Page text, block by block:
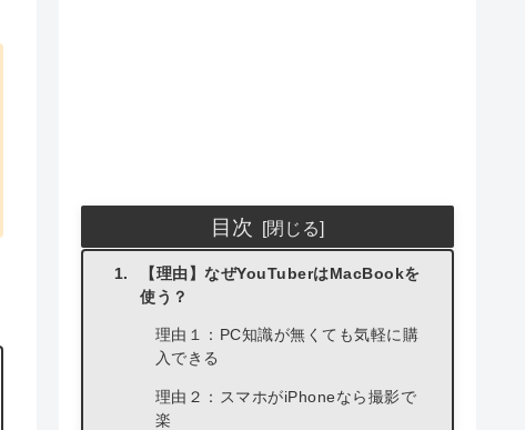
目次
【理由】なぜYouTuberはMacBookを
使う？
理由１：PC知識が無くても気軽に購
入できる
理由２：スマホがiPhoneなら撮影で
楽